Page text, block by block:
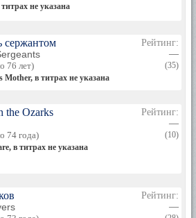
не указана
сержантом
76 лет)
Mother, в титрах не указана
Рейтинг:
—
(35)
the Ozarks
74 года)
в титрах не указана
Рейтинг:
—
(10)
Рейтинг:
—